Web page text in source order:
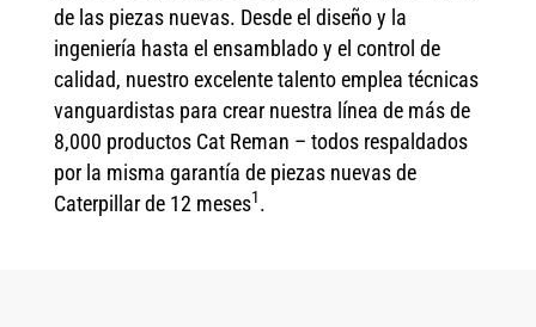
de las piezas nuevas. Desde el diseño y la
ingeniería hasta el ensamblado y el control de
calidad, nuestro excelente talento emplea técnicas
vanguardistas para crear nuestra línea de más de
8,000 productos Cat Reman – todos respaldados
por la misma garantía de piezas nuevas de
Caterpillar de 12 meses1.